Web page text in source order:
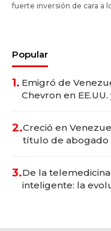
fuerte inversión de cara a
Popular
1. Emigró de
Chevron en
2.Creció en
título de abogado
3.De la
inteligente: la